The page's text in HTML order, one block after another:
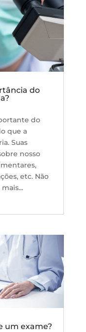
do
do
que a
Suas
nosso
etc. Não
um exame?